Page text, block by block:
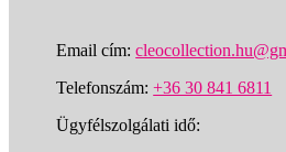
Email cím:
Telefonszám:+36 30 841 6811
Ügyfélszolgálati idő: